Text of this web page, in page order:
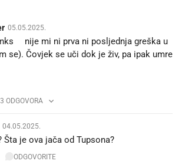
05.05.2025.
mi ni prva ni posljednja greška u
se). Čovjek se uči dok je živ, pa ipak umre
ODGOVORA
04.05.2025.
Šta je ova jača od Tupsona?
ODGOVORITE